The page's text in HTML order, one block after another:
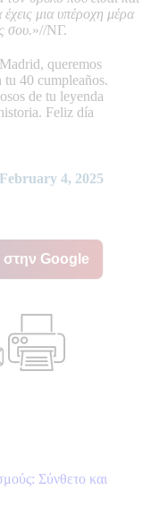
έχεις μια υπέροχη μέρα
σου.»//ΝΓ.
queremos
tu 40 cumpleaños.
de tu leyenda
Feliz día
February 4, 2025
Google
Σύνθετο και